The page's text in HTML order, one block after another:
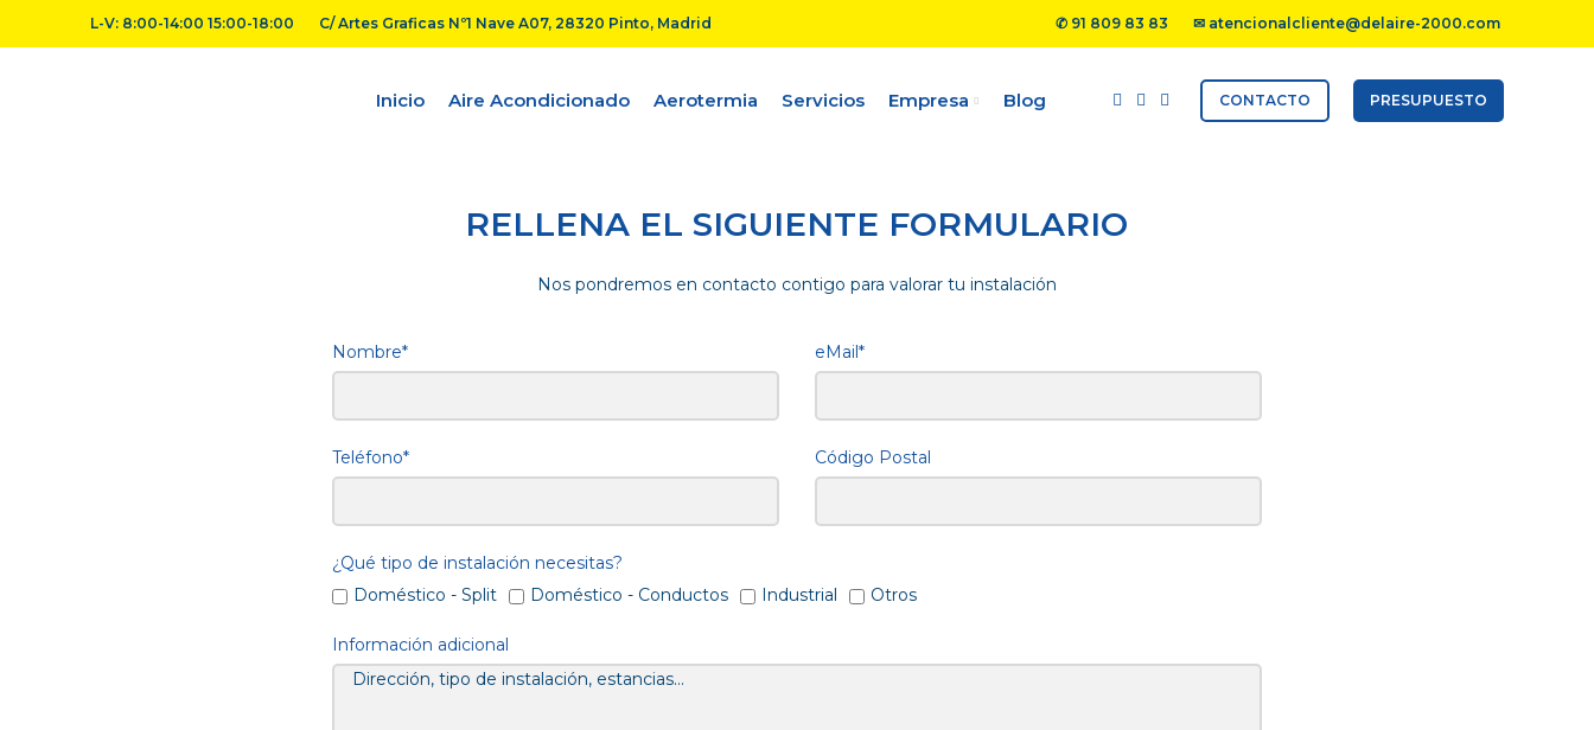
L-V: 8:00-14:00 15:00-18:00 C/ Artes Graficas Nº1 Nave A07, 28320 Pinto, Madrid ✆ 91 809 83 83 ✉ atencionalcliente@delaire-2000.com
Inicio Aire Acondicionado Aerotermia Servicios Empresa Blog CONTACTO PRESUPUESTO
RELLENA EL SIGUIENTE FORMULARIO
Nos pondremos en contacto contigo para valorar tu instalación
Nombre* eMail*
Teléfono* Código Postal
¿Qué tipo de instalación necesitas?
Doméstico - Split
Doméstico - Conductos Industrial Otros
Información adicional